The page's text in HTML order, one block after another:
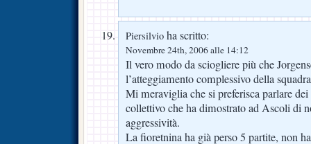
Piersilvio ha scritto:
Novembre 24th, 2006 alle 14:12
Il vero modo da sciogliere più che
l’atteggiamento complessivo della
Mi meraviglia che si preferisca parlare
collettivo che ha dimostrato ad Ascoli di
aggressività.
La fioretnina ha già perso 5 partite, non